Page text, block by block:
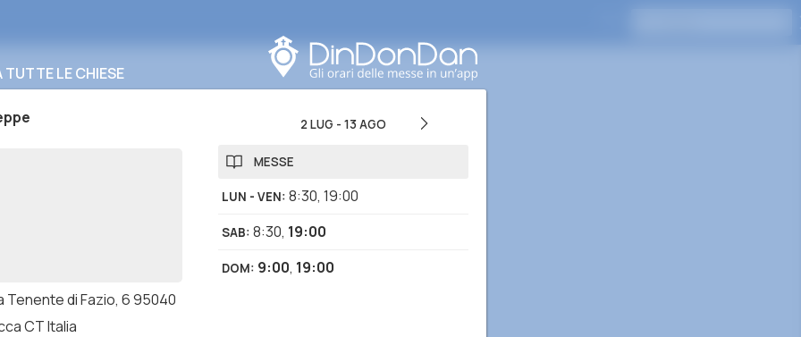
LE CHIESE
Tenente di Fazio, 6 95040
CT Italia
2 LUG - 13 AGO
MESSE
LUN - VEN: 8:30, 19:00
SAB: 8:30, 19:00
DOM: 9:00, 19:00